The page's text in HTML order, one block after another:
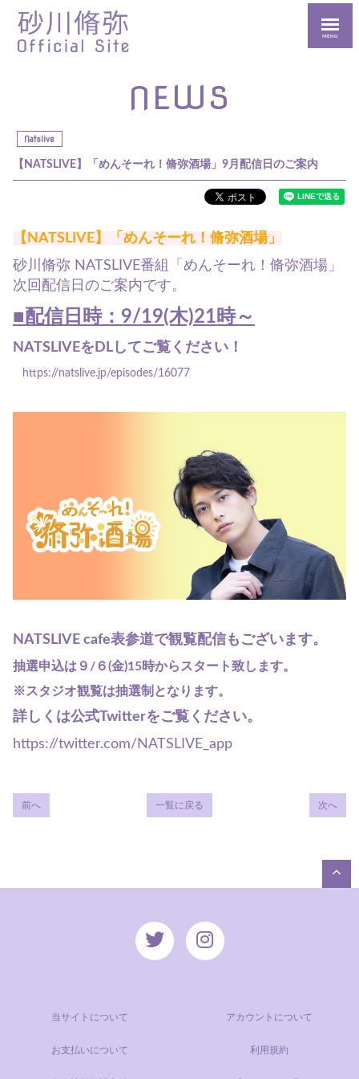
MENU
NEWS
Natslive
【NATSLIVE】「めんそーれ！脩弥酒場」9月配信日のご案内
【NATSLIVE】「めんそーれ！脩弥酒場」
砂川脩弥 NATSLIVE番組「めんそーれ！脩弥酒場」
次回配信日のご案内です。
■配信日時：9/19(木)21時～
NATSLIVEをDLしてご覧ください️！
https://natslive.jp/episodes/16077
NATSLIVE cafe表参道で観覧配信もございます。
抽選申込は９/６(金)15時からスタート致します。
※スタジオ観覧は抽選制となります。
詳しくは公式Twitterをご覧ください。
https://twitter.com/NATSLIVE_ app
前へ 一覧に戻る 次へ
当サイトについて アカウントについて
お支払いについて 利用規約